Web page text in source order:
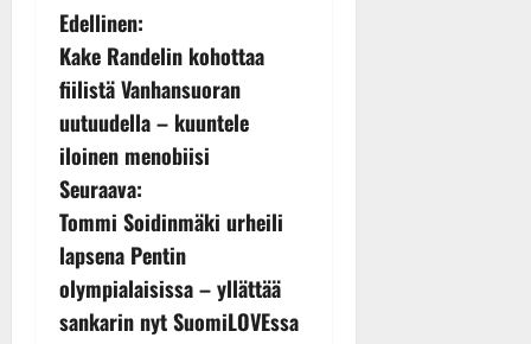
P
o
s
t
n
a
v
Edellinen:
Kake Randelin kohottaa
fiilistä Vanhansuoran
uutuudella – kuuntele
iloinen menobiisi
Seuraava:
Tommi Soidinmäki urheili
lapsena Pentin
olympialaisissa – yllättää
sankarin nyt SuomiLOVEssa